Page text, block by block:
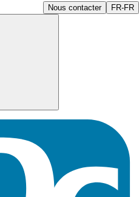
Nous contacter FR-FR